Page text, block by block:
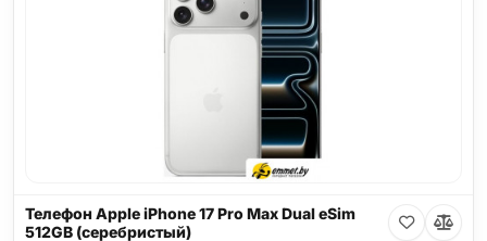
Телефон Apple iPhone 17 Pro Max Dual eSim
512GB (серебристый)